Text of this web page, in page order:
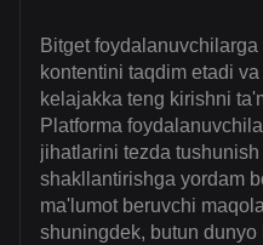
Bitget
kontentini taqdim etadi
kelajakka teng kirishni
Platforma
jihatlarini tezda
shakllantirishga yordam
ma'lumot beruvchi
shuningdek, butun dunyo